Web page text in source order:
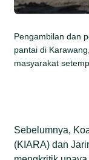
Pengambilan dan
pantai di
masyarakat
Sebelumnya,
(KIARA) dan